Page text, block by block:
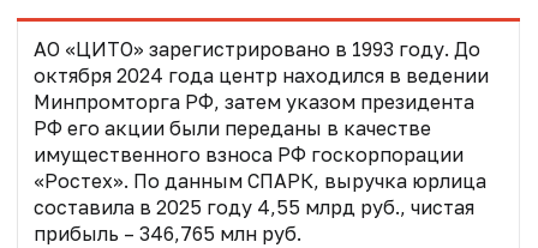
АО «ЦИТО» зарегистрировано в 1993 году. До
октября 2024 года центр находился в ведении
Минпромторга РФ, затем указом президента
РФ его акции были переданы в качестве
имущественного взноса РФ госкорпорации
«Ростех». По данным СПАРК, выручка юрлица
составила в 2025 году 4,55 млрд руб., чистая
прибыль – 346,765 млн руб.